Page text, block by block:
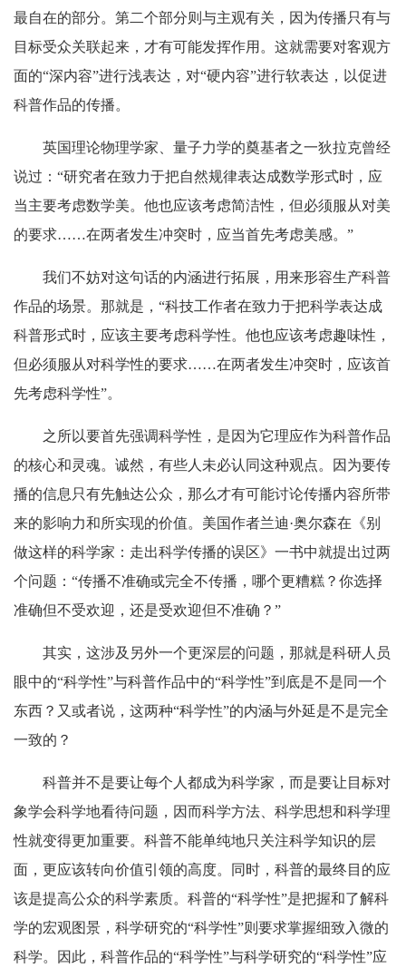
最自在的部分。第二个部分则与主观有关，因为传播只有与
目标受众关联起来，才有可能发挥作用。这就需要对客观方
面的“深内容”进行浅表达，对“硬内容”进行软表达，以促进
科普作品的传播。
英国理论物理学家、量子力学的奠基者之一狄拉克曾经
说过：“研究者在致力于把自然规律表达成数学形式时，应
当主要考虑数学美。他也应该考虑简洁性，但必须服从对美
的要求……在两者发生冲突时，应当首先考虑美感。”
我们不妨对这句话的内涵进行拓展，用来形容生产科普
作品的场景。那就是，“科技工作者在致力于把科学表达成
科普形式时，应该主要考虑科学性。他也应该考虑趣味性，
但必须服从对科学性的要求……在两者发生冲突时，应该首
先考虑科学性”。
之所以要首先强调科学性，是因为它理应作为科普作品
的核心和灵魂。诚然，有些人未必认同这种观点。因为要传
播的信息只有先触达公众，那么才有可能讨论传播内容所带
来的影响力和所实现的价值。美国作者兰迪·奥尔森在《别
做这样的科学家：走出科学传播的误区》一书中就提出过两
个问题：“传播不准确或完全不传播，哪个更糟糕？你选择
准确但不受欢迎，还是受欢迎但不准确？”
其实，这涉及另外一个更深层的问题，那就是科研人员
眼中的“科学性”与科普作品中的“科学性”到底是不是同一个
东西？又或者说，这两种“科学性”的内涵与外延是不是完全
一致的？
科普并不是要让每个人都成为科学家，而是要让目标对
象学会科学地看待问题，因而科学方法、科学思想和科学理
性就变得更加重要。科普不能单纯地只关注科学知识的层
面，更应该转向价值引领的高度。同时，科普的最终目的应
该是提高公众的科学素质。科普的“科学性”是把握和了解科
学的宏观图景，科学研究的“科学性”则要求掌握细致入微的
科学。因此，科普作品的“科学性”与科学研究的“科学性”应